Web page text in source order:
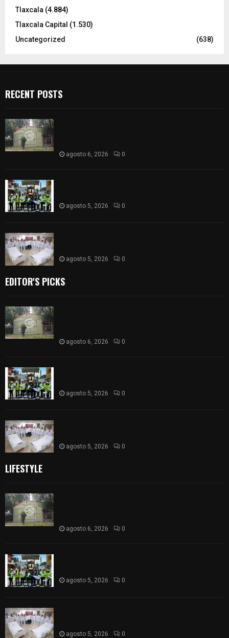
Tlaxcala (4.884)
Tlaxcala Capital (1.530)
Uncategorized
(638)
RECENT POSTS
agosto 6, 2026 0
agosto 5, 2026 0
agosto 5, 2026 0
EDITOR'S PICKS
agosto 6, 2026 0
agosto 5, 2026 0
agosto 5, 2026 0
LIFESTYLE
agosto 6, 2026 0
agosto 5, 2026 0
agosto 5, 2026 0